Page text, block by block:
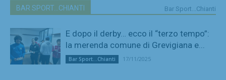
BAR SPORT...CHIANTI Bar Sport...Chianti
E dopo il derby… ecco il “terzo tempo”:
la merenda comune di Grevigiana e...
Bar Sport...Chianti 17/11/2025